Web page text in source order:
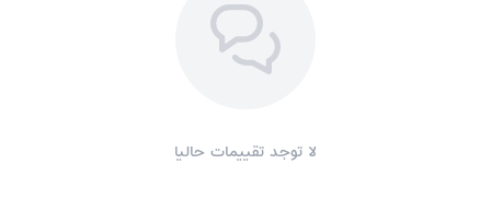
لا توجد تقييمات حاليا